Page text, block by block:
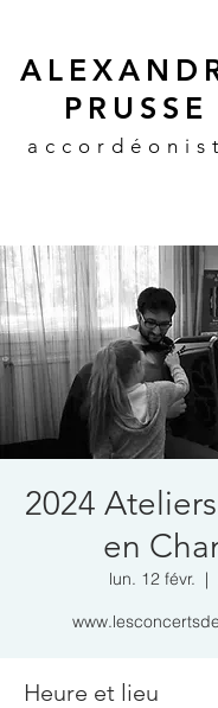
PRUSSE
2024
en
lun. 12 févr.
  |
Heure et lieu